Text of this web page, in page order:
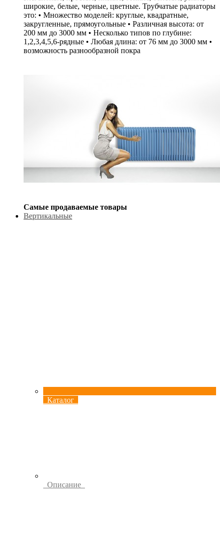
широкие, белые, черные, цветные. Трубчатые радиаторы
это: • Множество моделей: круглые, квадратные,
закругленные, прямоугольные • Различная высота: от
200 мм до 3000 мм • Несколько типов по глубине:
1,2,3,4,5,6-рядные • Любая длина: от 76 мм до 3000 мм •
возможность разнообразной покра
Самые продаваемые товары
Вертикальные
Каталог
Описание